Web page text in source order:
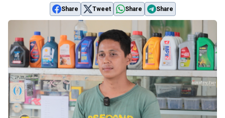
Share Tweet Share Share